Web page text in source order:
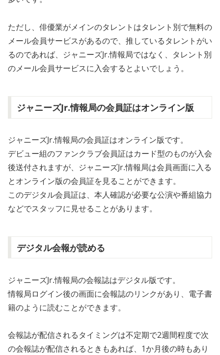
ただし、俳優業がメインのタレントはタレント別で無料の
メール会員サービスがあるので、推しているタレントがい
るのであれば、ジャニーズJr.情報局ではなく、タレント別
のメール会員サービスに入会するとよいでしょう。
ジャニーズJr.情報局の会員証はオンライン版
ジャニーズJr.情報局の会員証はオンライン版です。
デビュー組のファンクラブ会員証はカード型のものが入会
後送付されますが、ジャニーズJr.情報局は会員画面に入る
とオンライン版の会員証を見ることができます。
このデジタル会員証は、本人確認が必要な公演や番組協力
などでスタッフに見せることがあります。
デジタル会報が読める
ジャニーズJr.情報局の会報誌はデジタル版です。
情報局ログイン後の画面に会報誌のリンクがあり、電子書
籍のように読むことができます。
会報誌が配信されるタイミングは不定期で2週間程度で次
の会報誌が配信されるときもあれば、1か月後の時もあり